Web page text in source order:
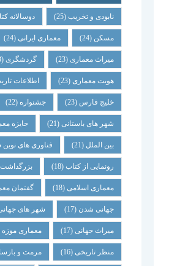
نابودی و تخریب(25) دوسالانه
مسکن (24) معماری ایرانی(24)
میراث معماری(23) گردشگری(23)
هویت معماری(23) اطلاعات
خلیج فارس (23) جشنواره (22)
شهر های باستانی(21) جایزه
بین الملل (21) فناوری های نوین
رونمایی از کتاب(18) بزرگداشت
معماری اسلامی(18) گفتمان
جهانی شدن (17) شهر های
میراث جهانی(17) معماری موزه
منظر تاریخی(16) مرمت و